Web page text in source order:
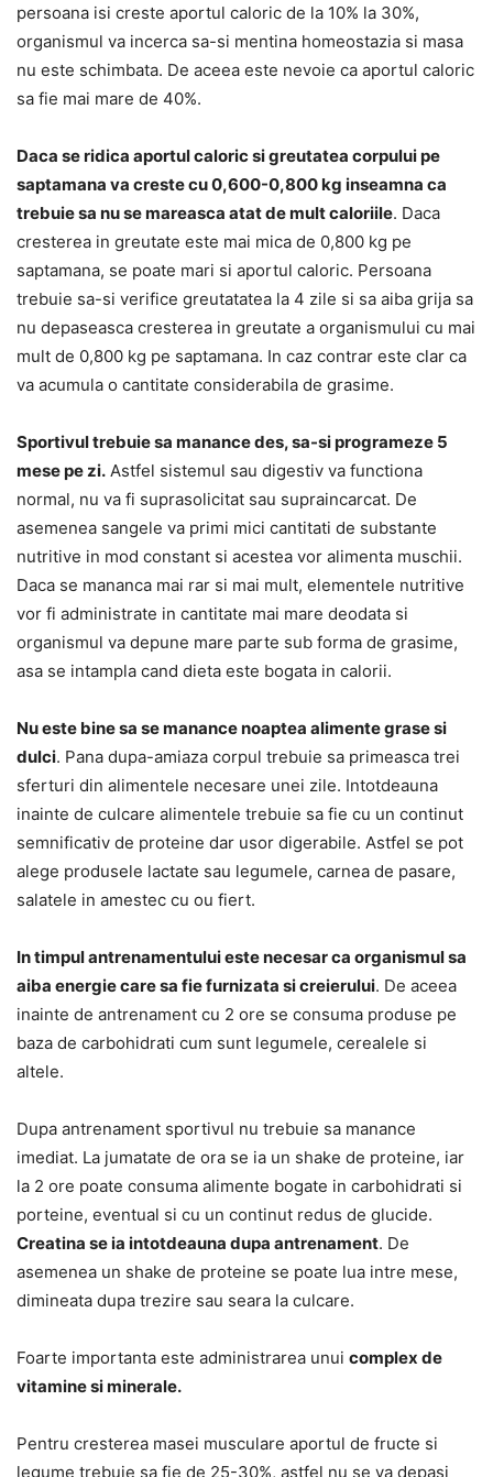
persoana isi creste aportul caloric de la 10% la 30%,
organismul va incerca sa-si mentina homeostazia si masa
nu este schimbata. De aceea este nevoie ca aportul caloric
sa fie mai mare de 40%.
Daca se ridica aportul caloric si greutatea corpului pe
saptamana va creste cu 0,600-0,800 kg inseamna ca
trebuie sa nu se mareasca atat de mult caloriile. Daca
cresterea in greutate este mai mica de 0,800 kg pe
saptamana, se poate mari si aportul caloric. Persoana
trebuie sa-si verifice greutatatea la 4 zile si sa aiba grija sa
nu depaseasca cresterea in greutate a organismului cu mai
mult de 0,800 kg pe saptamana. In caz contrar este clar ca
va acumula o cantitate considerabila de grasime.
Sportivul trebuie sa manance des, sa-si programeze 5
mese pe zi. Astfel sistemul sau digestiv va functiona
normal, nu va fi suprasolicitat sau supraincarcat. De
asemenea sangele va primi mici cantitati de substante
nutritive in mod constant si acestea vor alimenta muschii.
Daca se mananca mai rar si mai mult, elementele nutritive
vor fi administrate in cantitate mai mare deodata si
organismul va depune mare parte sub forma de grasime,
asa se intampla cand dieta este bogata in calorii.
Nu este bine sa se manance noaptea alimente grase si
dulci. Pana dupa-amiaza corpul trebuie sa primeasca trei
sferturi din alimentele necesare unei zile. Intotdeauna
inainte de culcare alimentele trebuie sa fie cu un continut
semnificativ de proteine dar usor digerabile. Astfel se pot
alege produsele lactate sau legumele, carnea de pasare,
salatele in amestec cu ou fiert.
In timpul antrenamentului este necesar ca organismul sa
aiba energie care sa fie furnizata si creierului. De aceea
inainte de antrenament cu 2 ore se consuma produse pe
baza de carbohidrati cum sunt legumele, cerealele si
altele.
Dupa antrenament sportivul nu trebuie sa manance
imediat. La jumatate de ora se ia un shake de proteine, iar
la 2 ore poate consuma alimente bogate in carbohidrati si
porteine, eventual si cu un continut redus de glucide.
Creatina se ia intotdeauna dupa antrenament. De
asemenea un shake de proteine se poate lua intre mese,
dimineata dupa trezire sau seara la culcare.
Foarte importanta este administrarea unui complex de
vitamine si minerale.
Pentru cresterea masei musculare aportul de fructe si
legume trebuie sa fie de 25-30%, astfel nu se va depasi